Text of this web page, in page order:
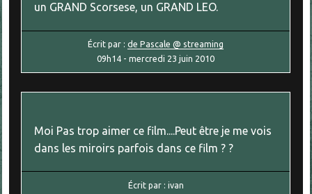
un GRAND Scorsese, un GRAND LEO.
Écrit par :de Pascale @ streaming
09h14 -mercredi 23 juin 2010
Moi Pas trop aimer ce film....Peut être je me vois
dans les miroirs parfois dans ce film ? ?
Écrit par : ivan